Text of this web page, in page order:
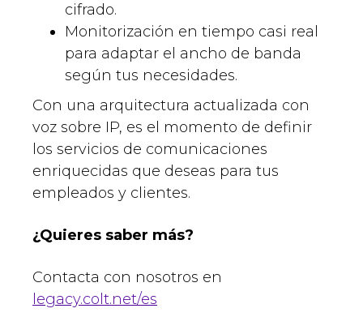
cifrado.
Monitorización en tiempo casi real
para adaptar el ancho de banda
según tus necesidades.
Con una arquitectura actualizada con
voz sobre IP, es el momento de definir
los servicios de comunicaciones
enriquecidas que deseas para tus
empleados y clientes.
¿Quieres saber más?
Contacta con nosotros en
legacy.colt.net/es